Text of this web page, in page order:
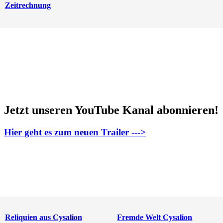
Zeitrechnung
Jetzt unseren YouTube Kanal abonnieren!
Hier geht es zum neuen Trailer --->
Reliquien aus Cysalion Fremde Welt Cysalion